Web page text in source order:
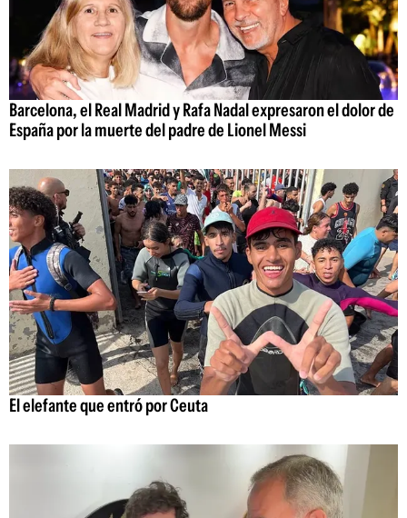
Barcelona, el Real Madrid y Rafa Nadal expresaron el dolor de
España por la muerte del padre de Lionel Messi
El elefante que entró por Ceuta